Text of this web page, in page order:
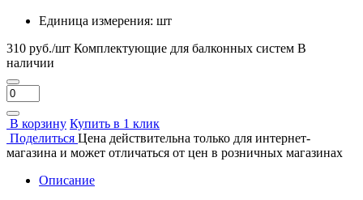
Единица измерения: шт
310 руб./шт Комплектующие для балконных систем В
наличии
В корзину Купить в 1 клик
Поделиться Цена действительна только для интернет-
магазина и может отличаться от цен в розничных магазинах
Описание